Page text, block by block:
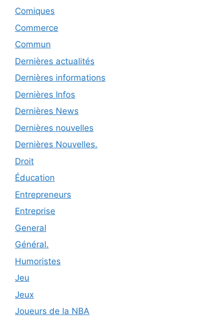
Comiques
Commerce
Commun
Dernières actualités
Dernières informations
Dernières Infos
Dernières News
Dernières nouvelles
Dernières Nouvelles.
Droit
Éducation
Entrepreneurs
Entreprise
General
Général.
Humoristes
Jeu
Jeux
Joueurs de la NBA